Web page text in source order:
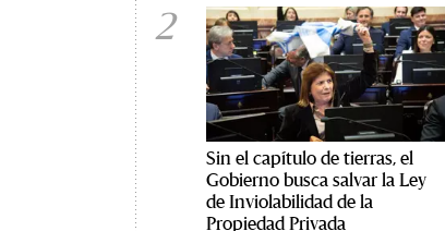
2
Sin el capítulo de tierras, el
Gobierno busca salvar la Ley
de Inviolabilidad de la
Propiedad Privada